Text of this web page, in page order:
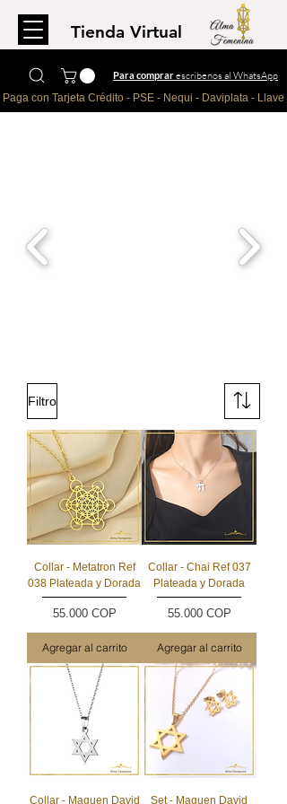
Tienda Virtual
Para comprarescríbenos al WhatsApp
Paga con Tarjeta Crédito - PSE - Nequi - Daviplata - Llave
Filtro
Collar - Metatron Ref
038 Plateada y Dorada
Precio
55.000 COP
Agregar al carrito
Collar - Chai Ref 037
Plateada y Dorada
Precio
55.000 COP
Agregar al carrito
Collar - Maguen David
Set - Maguen David